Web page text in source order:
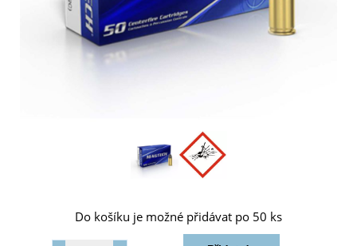
Do košíku je možné přidávat po 50 ks